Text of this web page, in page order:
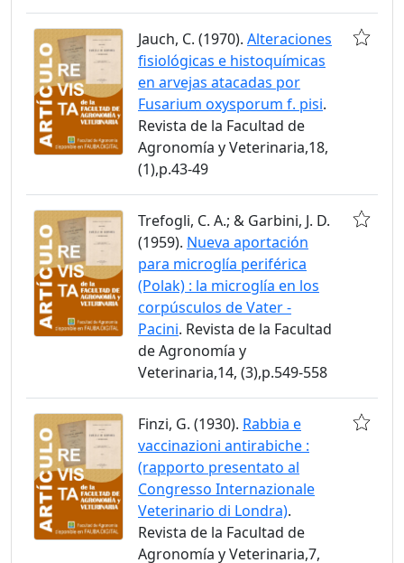
Jauch, C. (1970). Alteraciones
fisiológicas e histoquímicas
en arvejas atacadas por
Fusarium oxysporum f. pisi.
Revista de la Facultad de
Agronomía y Veterinaria,18,
(1),p.43-49
Trefogli, C. A.; & Garbini, J. D.
(1959). Nueva aportación
para microglía periférica
(Polak) : la microglía en los
corpúsculos de Vater -
Pacini. Revista de la Facultad
de Agronomía y
Veterinaria,14, (3),p.549-558
Finzi, G. (1930). Rabbia e
vaccinazioni antirabiche :
(rapporto presentato al
Congresso Internazionale
Veterinario di Londra).
Revista de la Facultad de
Agronomía y Veterinaria,7,